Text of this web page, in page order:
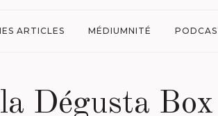
ARTICLES MÉDIUMNITÉ
Dégusta